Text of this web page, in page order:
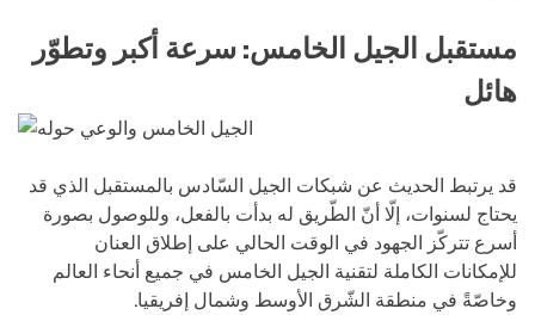
مستقبل الجيل الخامس: سرعة أكبر وتطوّر
هائل
قد يرتبط الحديث عن شبكات الجيل السّادس بالمستقبل الذي قد
يحتاج لسنوات، إلّا أنّ الطّريق له بدأت بالفعل، وللوصول بصورة
أسرع تتركّز الجهود في الوقت الحالي على إطلاق العنان
للإمكانات الكاملة لتقنية الجيل الخامس في جميع أنحاء العالم
وخاصّةً في منطقة الشّرق الأوسط وشمال إفريقيا.